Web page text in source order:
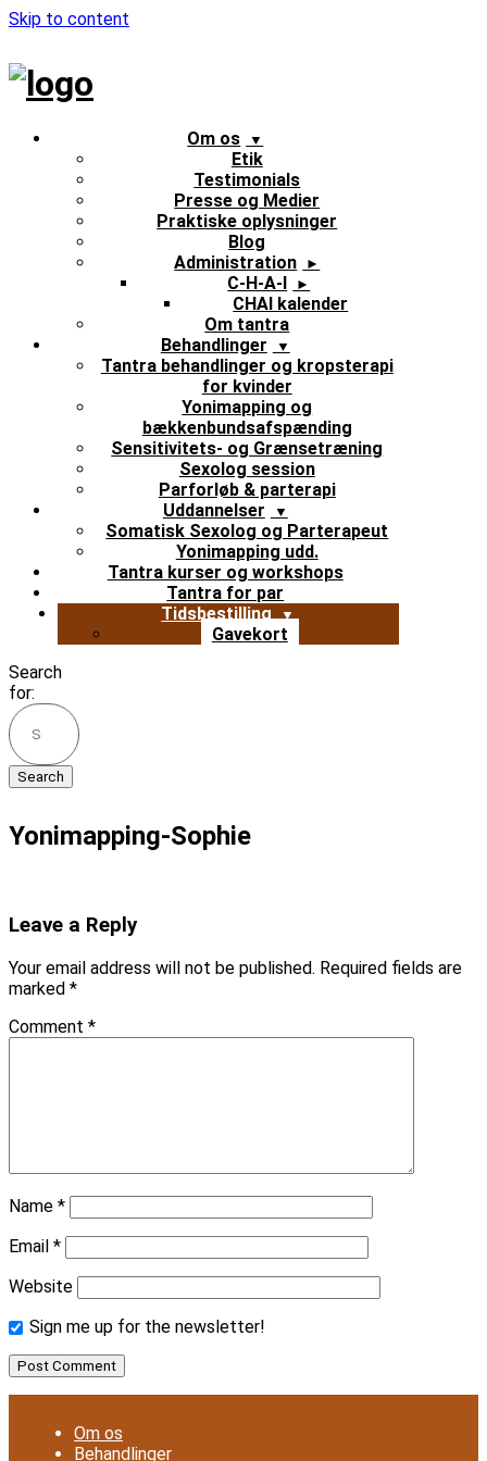
Skip to content
Om os
Etik
Testimonials
Presse og Medier
Praktiske oplysninger
Blog
Administration
C-H-A-I
CHAI kalender
Om tantra
Behandlinger
Tantra behandlinger og kropsterapi
for kvinder
Yonimapping og
bækkenbundsafspænding
Sensitivitets- og Grænsetræning
Sexolog session
Parforløb & parterapi
Uddannelser
Somatisk Sexolog og Parterapeut
Yonimapping udd.
Tantra kurser og workshops
Tantra for par
Tidsbestilling
Gavekort
Search
for:
Yonimapping-Sophie
Leave a Reply
Your email address will not be published. Required fields are
marked *
Comment *
Name *
Email *
Website
Sign me up for the newsletter!
Om os
Behandlinger